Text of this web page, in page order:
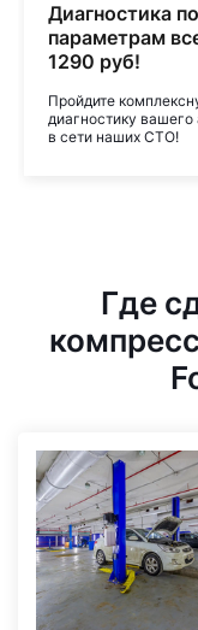
Диагностика
параметрам
1290 руб!
Пройдите
диагностику
в сети наших СТО!
Где